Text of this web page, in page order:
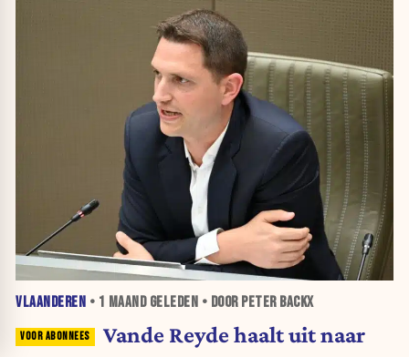
VLAANDEREN • 1 MAANDGELEDEN • DOOR PETER BACKX
Vande Reyde haalt uit naar